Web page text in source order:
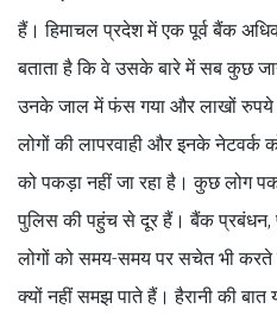
हैं। हिमाचल प्रदेश में एक पूर्व बैंक
बताता है कि वे उसके बारे में सब कुछ
उनके जाल में फंस गया और लाखों रुपये
लोगों की लापरवाही और इनके नेटवर्क
को पकड़ा नहीं जा रहा है। कुछ लोग
पुलिस की पहुंच से दूर हैं। बैंक
लोगों को समय-समय पर सचेत भी
क्यों नहीं समझ पाते हैं। हैरानी की